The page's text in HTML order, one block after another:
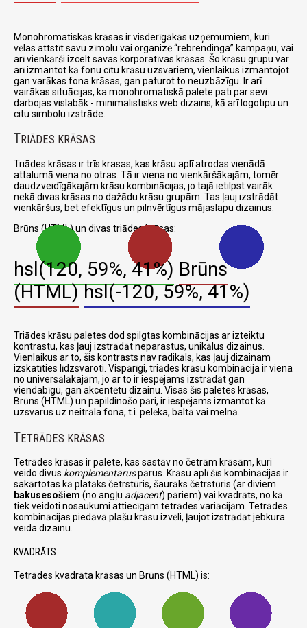
Monohromatiskās krāsas ir visderīgākās uzņēmumiem, kuri
vēlas attstīt savu zīmolu vai organizē rebrendinga
kampaņu, vai
arī vienkārši izcelt savas korporatīvas krāsas. Šo krāsu grupu var
arī izmantot kā fonu cītu krāsu uzsvariem, vienlaikus izmantojot
gan varākas fona krāsas, gan paturot to neuzbāzīgu. Ir arī
vairākas situācijas, ka monohromatiskā palete pati par sevi
darbojas vislabāk - minimalistisks web dizains, kā arī logotipu un
citu simbolu izstrāde.
TRIĀDES KRĀSAS
Triādes krāsas ir trīs krasas, kas krāsu aplī atrodas vienādā
attalumā viena no otras. Tā ir viena no vienkāršākajām, tomēr
daudzveidīgākajām krāsu kombinācijas, jo tajā ietilpst vairāk
nekā divas krāsas no dažādu krāsu grupām. Tas ļauj izstrādāt
vienkāršus, bet efektīgus un pilnvērtīgus mājaslapu dizainus.
Brūns (HTML) un divas triādes krāsas:
hsl(120, 59%, 41%) Brūns
(HTML) hsl(-120, 59%, 41%)
Triādes krāsu paletes dod spilgtas kombinācijas ar izteiktu
kontrastu, kas ļauj izstrādāt neparastus, unikālus dizainus.
Vienlaikus ar to, šis kontrasts nav radikāls, kas ļauj dizainam
izskatīties līdzsvaroti. Vispārīgi, triādes krāsu kombinācija ir viena
no universālākajām, jo ar to ir iespējams izstrādāt gan
viendabīgu, gan akcentētu dizainu. Visas šīs paletes krāsas,
Brūns (HTML) un papildinošo pāri, ir iespējams izmantot kā
uzsvarus uz neitrāla fona, t.i. pelēka, baltā vai melnā.
TETRĀDES KRĀSAS
Tetrādes krāsas ir palete, kas sastāv no četrām krāsām, kuri
veido divus komplementāruspārus. Krāsu aplī šīs kombinācijas ir
sakārtotas kā platāks četrstūris, šaurāks četrstūris (ar diviem
bakusesošiem (no angļu adjacent) pāriem) vai kvadrāts, no kā
tiek veidoti nosaukumi attiecīgām tetrādes variācijām. Tetrādes
kombinācijas piedāvā plašu krāsu izvēli, ļaujot izstrādāt jebkura
veida dizainu.
KVADRĀTS
Tetrādes kvadrāta krāsas un Brūns (HTML) is: